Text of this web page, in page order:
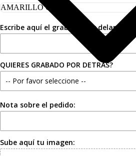
Escribe aquí el grabado por delante:
QUIERES GRABADO POR DETRÁS?
Nota sobre el pedido:
Sube aquí tu imagen: